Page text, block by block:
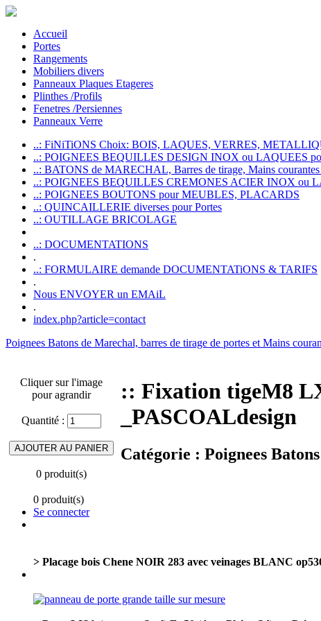
Accueil
Portes
Rangements
Mobiliers divers
Panneaux Plaques Etageres
Plinthes /Profils
Fenetres /Persiennes
Panneaux Verre
..: FiNiTiONS Choix: BOIS, LAQUES, VERRES,
..: POIGNEES BEQUILLES DESIGN INOX ou LAQUEES
..: BATONS de MARECHAL, Barres de tirage, Mains courantes
..: POIGNEES BEQUILLES CREMONES ACIER INOX ou
..: POIGNEES BOUTONS pour MEUBLES, PLACARDS
..: QUINCAILLERIE diverses pour Portes
..: OUTILLAGE BRICOLAGE
..: DOCUMENTATIONS
.
..: FORMULAIRE demande DOCUMENTATiONS & TARIFS
.
Nous ENVOYER un EMAiL
.
index.php?article=contact
Poignees Batons de Marechal, barres de tirage de portes et Mains
Cliquer sur l'image
pour agrandir
Quantité :
0 produit(s)
:: Fixation tigeM8
_PASCOALdesign
Catégorie : Poignees
0 produit(s)
Se connecter
> Placage bois Chene NOIR 283 avec veinages BLANC